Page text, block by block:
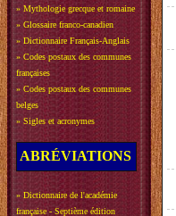
» Mythologie grecque et romaine
» Glossaire franco-canadien
» Dictionnaire Français-Anglais
» Codes postaux des communes
françaises
» Codes postaux des communes
belges
» Sigles et acronymes
ABRÉVIATIONS
» Dictionnaire de l'académie
française - Septième édition